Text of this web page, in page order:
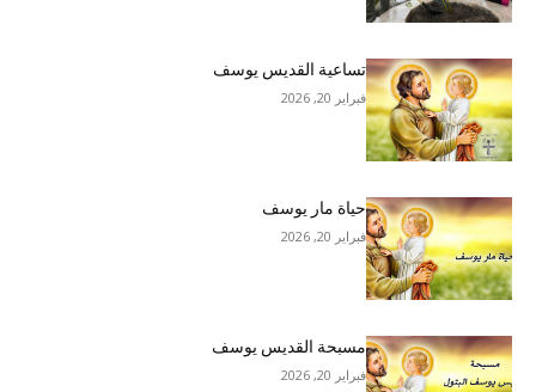
تساعية القديس يوسف
فبراير 20, 2026
حياة مار يوسف
فبراير 20, 2026
مسبحة القديس يوسف
فبراير 20, 2026